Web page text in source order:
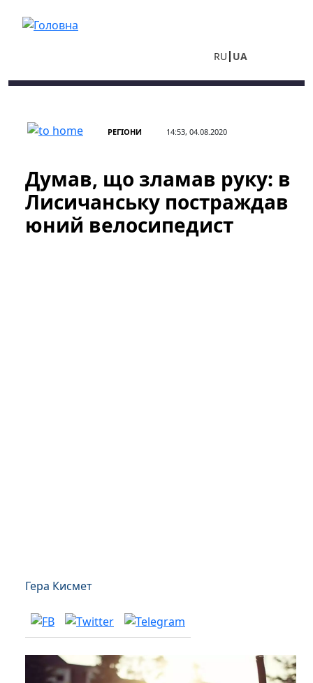
RU UA
РЕГІОНИ 14:53, 04.08.2020
Думав, що зламав руку: в
Лисичанську постраждав
юний велосипедист
Гера Кисмет